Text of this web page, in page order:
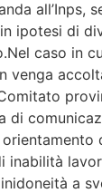
all’Inps,
ipotesi di
caso in
venga
di
inabilità
a